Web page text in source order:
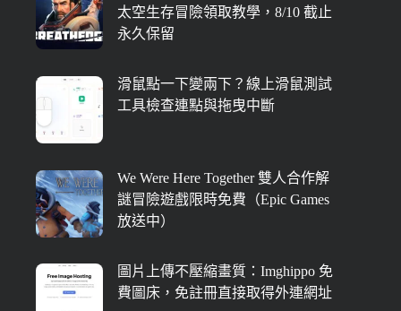
太空生存冒險領取教學，8/10 截止
永久保留
滑鼠點一下變兩下？線上滑鼠測試
工具檢查連點與拖曳中斷
We Were Here Together 雙人合作解
謎冒險遊戲限時免費（Epic Games
放送中）
圖片上傳不壓縮畫質：Imghippo 免
費圖床，免註冊直接取得外連網址